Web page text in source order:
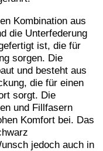
Kombination aus
die Unterfederung
ist, die für
sorgen. Die
und besteht aus
die für einen
sorgt. Die
und Fillfasern
Komfort bei. Das
jedoch auch in